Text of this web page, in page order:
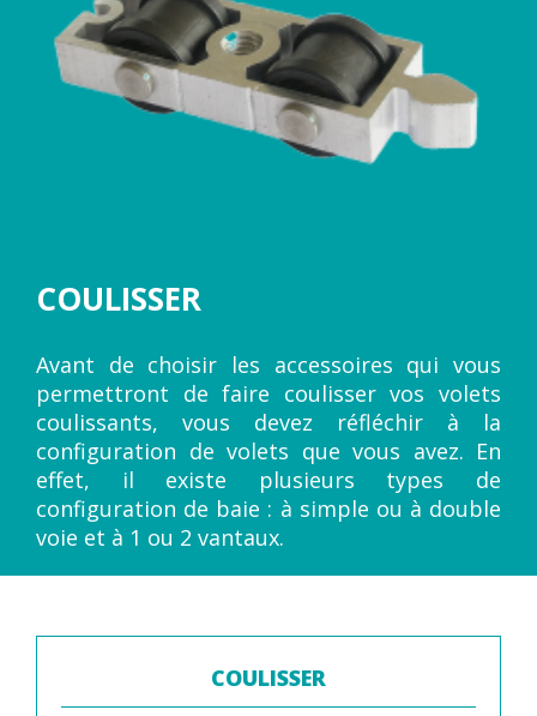
COULISSER
Avant de choisir les accessoires qui vous
permettront de faire coulisser vos volets
coulissants, vous devez réfléchir à la
configuration de volets que vous avez. En
effet, il existe plusieurs types de
configuration de baie : à simple ou à double
voie et à 1 ou 2 vantaux.
COULISSER